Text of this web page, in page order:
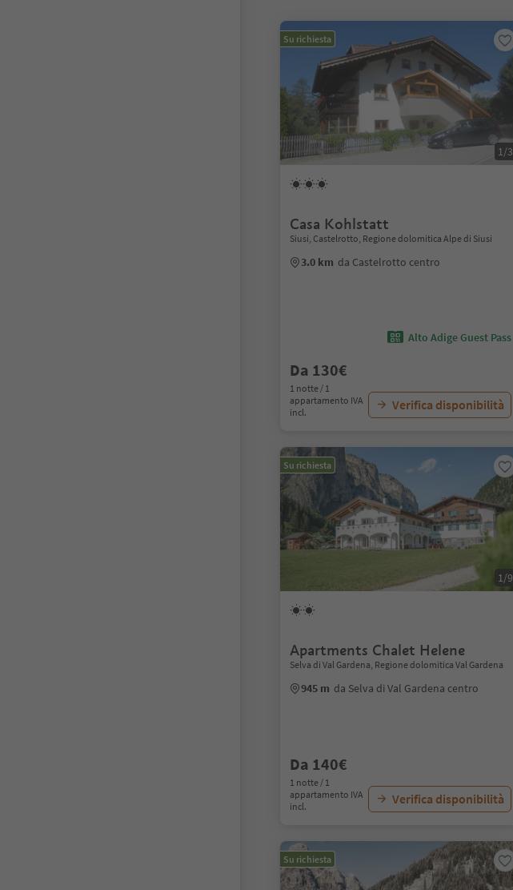
Su richiesta
1/3
Casa Kohlstatt
Siusi, Castelrotto, Regione dolomitica Alpe di Siusi
3.0 km da Castelrotto centro
Alto Adige Guest Pass
Da 130€
1 notte / 1
appartamento IVA
incl.
Verifica disponibilità
Su richiesta
1/9
Apartments Chalet Helene
Selva di Val Gardena, Regione dolomitica Val Gardena
945 m da Selva di Val Gardena centro
Da 140€
1 notte / 1
appartamento IVA
incl.
Verifica disponibilità
Su richiesta